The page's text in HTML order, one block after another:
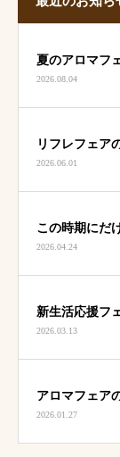
夏のアロマフ
2026.08.04
リフレフェア
2026.06.01
この時期にだ
2026.04.24
新生活応援フ
2026.03.13
アロマフェア
2026.01.27